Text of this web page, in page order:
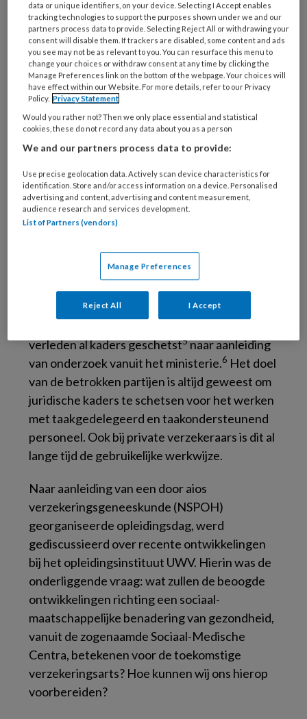
Zoals bekend, zijn er bij het UWV
achterstanden in de uitvoering van
beoordelingen.2Hiervoor zijn reeds
maatregelen getroffen. Desondanks is het
onwaarschijnlijk dat deze achterstanden
geheel weggewerkt worden. Er is een
aanhoudend tekort aan verzekeringsartsen,
beperkte aanwas van nieuwe collega’s
vraag naar beoordelingen. Hierbij zal de
efficiëntie geoptimaliseerd moeten worden,
waardoor er een noodzaak ontstaat om te
In de bedrijfsgeneeskunde lijkt taakdelegatie
al langere tijd een grotere rol te spelen. De
Nederlandse Vereniging voor Arbeids- en
verleden al kaders geschetst5naar aanleiding
van onderzoek vanuit het ministerie.6 Het doel
van de betrokken partijen is altijd geweest om
juridische kaders te schetsen voor het werken
met taakgedelegeerd en taakondersteunend
personeel. Ook bij private verzekeraars is dit al
lange tijd de gebruikelijke werkwijze.
Naar aanleiding van een door aios
verzekeringsgeneeskunde (NSPOH)
georganiseerde opleidingsdag, werd
gediscussieerd over recente ontwikkelingen
bij het opleidingsinstituut UWV. Hierin was de
onderliggende vraag: wat zullen de beoogde
ontwikkelingen richting een sociaal-
maatschappelijke benadering van gezondheid,
vanuit de zogenaamde Sociaal-Medische
Centra, betekenen voor de toekomstige
verzekeringsarts? Hoe kunnen wij ons hierop
voorbereiden?
data or unique identifiers, on your device. Selecting I Accept enables
tracking technologies to support the purposes shown under we and our
partners process data to provide. Selecting Reject All or withdrawing your
consent will disable them. If trackers are disabled, some content and ads
you see may not be as relevant to you. You can resurface this menu to
change your choices or withdraw consent at any time by clicking the
Manage Preferences link on the bottom of the webpage. Your choices will
have effect within our Website. For more details, refer to our Privacy
Policy. Privacy Statement
Would you rather not? Then we only place essential and statistical
cookies, these do not record any data about you as a person
We and our partners process data to provide:
Use precise geolocation data. Actively scan device characteristics for
identification. Store and/or access information on a device. Personalised
advertising and content, advertising and content measurement,
audience research and services development.
List of Partners (vendors)
Manage Preferences
Reject All I Accept